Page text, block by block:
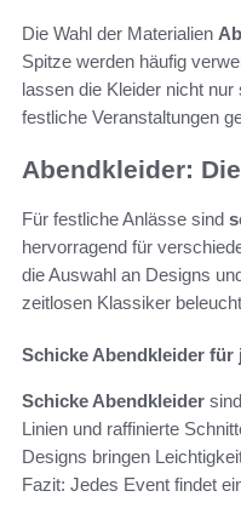
Die Wahl der Materialien
Spitze werden häufig
lassen die Kleider nicht
festliche Veranstaltungen
Abendkleider:
Für festliche Anlässe sind
hervorragend für
die Auswahl an Designs
zeitlosen Klassiker
Schicke Abendkleider für
Schicke Abendkleider
Linien und raffinierte
Designs bringen
Fazit: Jedes Event findet